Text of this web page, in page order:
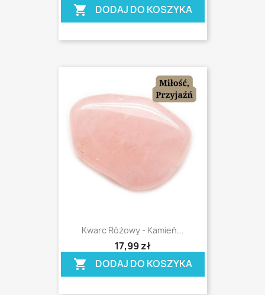
shopping_cart DODAJ DO KOSZYKA
Kwarc Różowy - Kamień...
17,99 zł
shopping_cart DODAJ DO KOSZYKA